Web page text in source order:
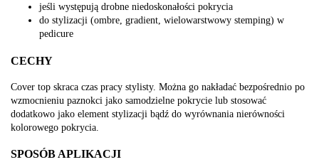
jeśli występują drobne niedoskonałości pokrycia
do stylizacji (ombre, gradient, wielowarstwowy stemping) w
pedicure
CECHY
Cover top skraca czas pracy stylisty. Można go nakładać bezpośrednio po
wzmocnieniu paznokci jako samodzielne pokrycie lub stosować
dodatkowo jako element stylizacji bądź do wyrównania nierówności
kolorowego pokrycia.
SPOSÓB APLIKACJI